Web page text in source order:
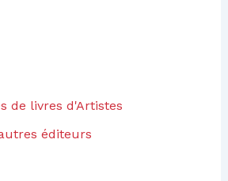
de livres d'Artistes
éditeurs